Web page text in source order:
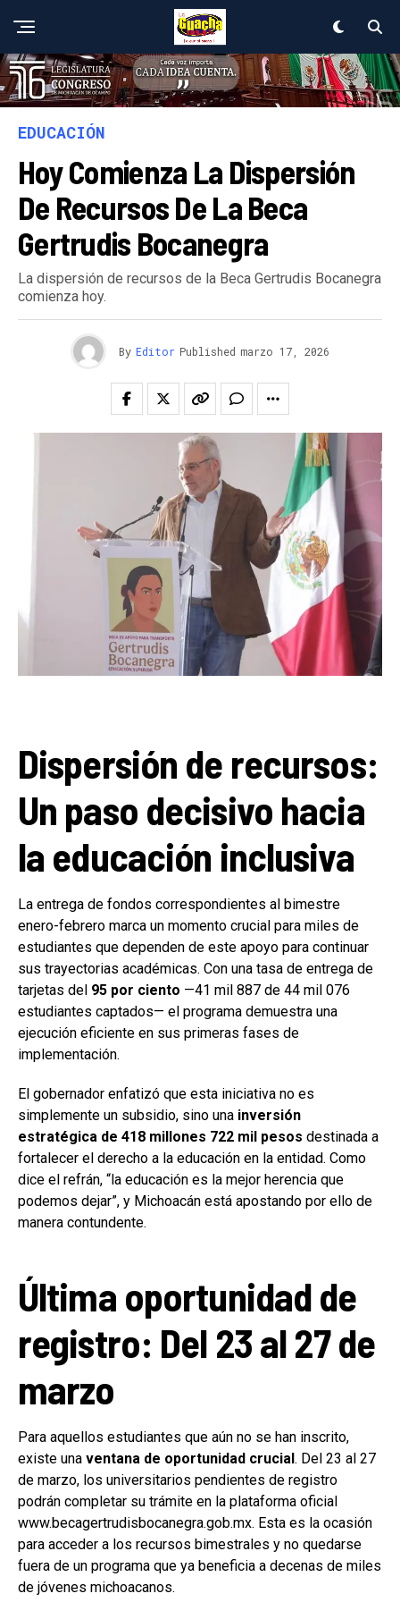
EDUCACIÓN
Hoy Comienza La Dispersión
De Recursos De La Beca
Gertrudis Bocanegra
La dispersión de recursos de la Beca Gertrudis Bocanegra
comienza hoy.
By Editor Published marzo 17, 2026
Dispersión de recursos:
Un paso decisivo hacia
la educación inclusiva
La entrega de fondos correspondientes al bimestre
enero-febrero marca un momento crucial para miles de
estudiantes que dependen de este apoyo para continuar
sus trayectorias académicas. Con una tasa de entrega de
tarjetas del 95 por ciento —41 mil 887 de 44 mil 076
estudiantes captados— el programa demuestra una
ejecución eficiente en sus primeras fases de
implementación.
El gobernador enfatizó que esta iniciativa no es
simplemente un subsidio, sino una inversión
estratégica de 418 millones 722 mil pesos destinada a
fortalecer el derecho a la educación en la entidad. Como
dice el refrán, “la educación es la mejor herencia que
podemos dejar”, y Michoacán está apostando por ello de
manera contundente.
Última oportunidad de
registro: Del 23 al 27 de
marzo
Para aquellos estudiantes que aún no se han inscrito,
existe una ventana de oportunidad crucial. Del 23 al 27
de marzo, los universitarios pendientes de registro
podrán completar su trámite en la plataforma oficial
www.becagertrudisbocanegra.gob.mx. Esta es la ocasión
para acceder a los recursos bimestrales y no quedarse
fuera de un programa que ya beneficia a decenas de miles
de jóvenes michoacanos.